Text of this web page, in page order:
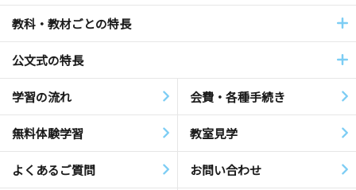
教科・教材ごとの特長
公文式の特長
学習の流れ 会費・各種手続き
無料体験学習 教室見学
よくあるご質問 お問い合わせ